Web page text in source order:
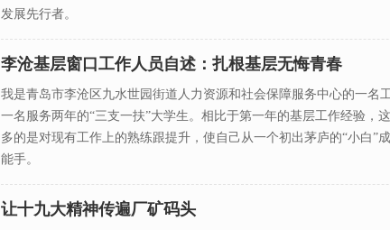
发展先行者。
李沧基层窗口工作人员自述：扎根基层无悔青春
我是青岛市李沧区九水世园街道人力资源和社会保障服务中心的一名
一名服务两年的“三支一扶”大学生。相比于第一年的基层工作经验，
多的是对现有工作上的熟练跟提升，使自己从一个初出茅庐的“小白”
能手。
让十九大精神传遍厂矿码头